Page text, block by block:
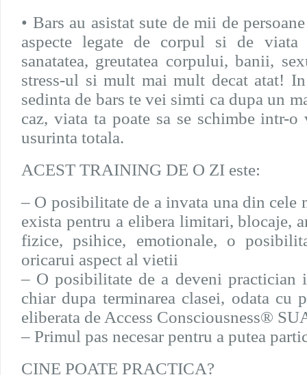
• Bars au asistat sute de mii de
aspecte legate de corpul si de
sanatatea, greutatea corpului, banii,
stress-ul si mult mai mult decat atat!
sedinta de bars te vei simti ca dupa un
caz, viata ta poate sa se schimbe intr-
usurinta totala.
ACEST TRAINING DE O ZI este:
– O posibilitate de a invata una din cele
exista pentru a elibera limitari, blocaje,
fizice, psihice, emotionale, o
oricarui aspect al vietii
– O posibilitate de a deveni practician
chiar dupa terminarea clasei, odata cu
eliberata de Access Consciousness®
– Primul pas necesar pentru a putea
CINE POATE PRACTICA?